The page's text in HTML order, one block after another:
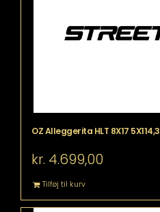
OZ Alleggerita HLT 8X17 5X114,3
kr. 4.699,00
Tilføj til kurv